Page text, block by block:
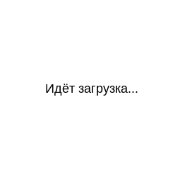
Идёт загрузка...